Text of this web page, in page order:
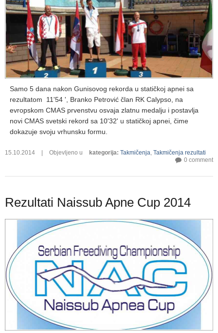
Samo 5 dana nakon Gunisovog rekorda u statičkoj apnei sa
rezultatom 11'54 ', Branko Petrović član RK Calypso, na
evropskom CMAS prvenstvu osvaja zlatnu medalju i postavlja
novi CMAS svetski rekord sa 10'32' u statičkoj apnei, čime
dokazuje svoju vrhunsku formu.
15.10.2014 Objevljeno u kategorija: Takmičenja, Takmičenja rezultati
0 comment
Rezultati Naissub Apne Cup 2014